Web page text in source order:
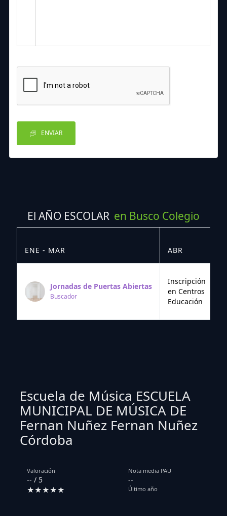
ENVIAR
El AÑO ESCOLAR en Busco Colegio
ENE - MAR ABR
Jornadas de Puertas Abiertas
Buscador
Inscripción
en Centros
Educación
Escuela de Música ESCUELA
MUNICIPAL DE MÚSICA DE
Fernan Nuñez Fernan Nuñez
Córdoba
Valoración
-- / 5
★★★★★
Nota media PAU
--
Último año